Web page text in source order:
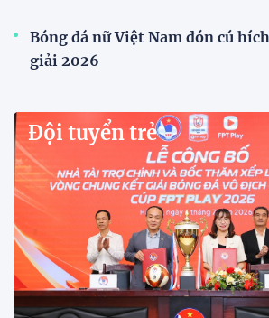
Việt Nam tăng gấp đôi
Sau khi tuyển Việt Nam giành ngôi
vào bán kết ASEAN Cup 2026, VFF
gian mở bán vé trận lượt về trên
mức giá tăng gấp đôi so với vòng
Xã Hùng Châu tưng bừng khai
truyền thống lần thứ VI